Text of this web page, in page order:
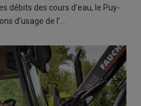
débits des cours d’eau, le Puy-
d’usage de l’…